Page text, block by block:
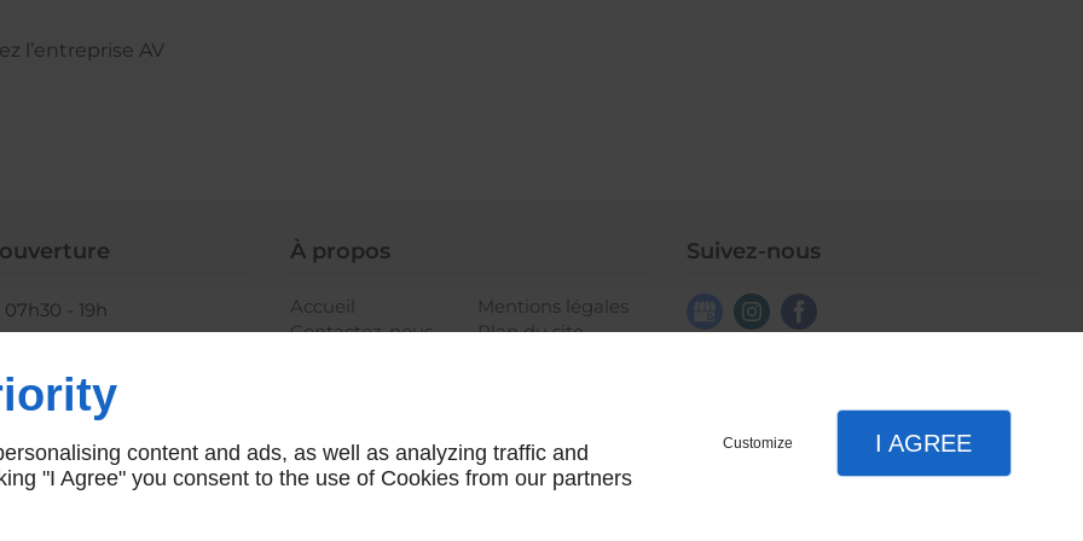
l’entreprise AV
07h30 - 19h
À propos
Accueil
Contactez-nous
Mentions légales
Plan du site
Suivez-nous
content and ads, as well as analyzing traffic and
"I Agree" you consent to the use of Cookies from our partners
Customize I AGREE